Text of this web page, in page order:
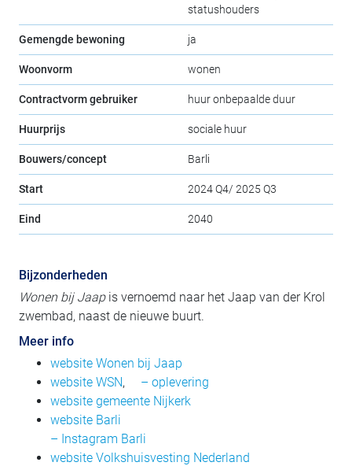
statushouders
Gemengde bewoning ja
Woonvorm wonen
Contractvorm gebruiker huur onbepaalde duur
Huurprijs sociale huur
Bouwers/concept Barli
Start 2024 Q4/ 2025 Q3
Eind 2040
Bijzonderheden
Wonen bij Jaap is vernoemd naar het Jaap van der Krol
zwembad, naast de nieuwe buurt.
Meer info
website Wonen bij Jaap
website WSN,
– oplevering
website gemeente Nijkerk
website Barli
– Instagram Barli
website Volkshuisvesting Nederland